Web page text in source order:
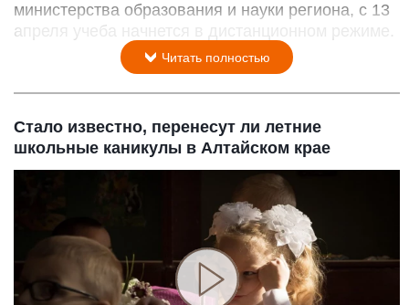
министерства образования и науки региона, с 13
апреля учеба начнется в дистанционном режиме.
Читать полностью
Стало известно, перенесут ли летние
школьные каникулы в Алтайском крае